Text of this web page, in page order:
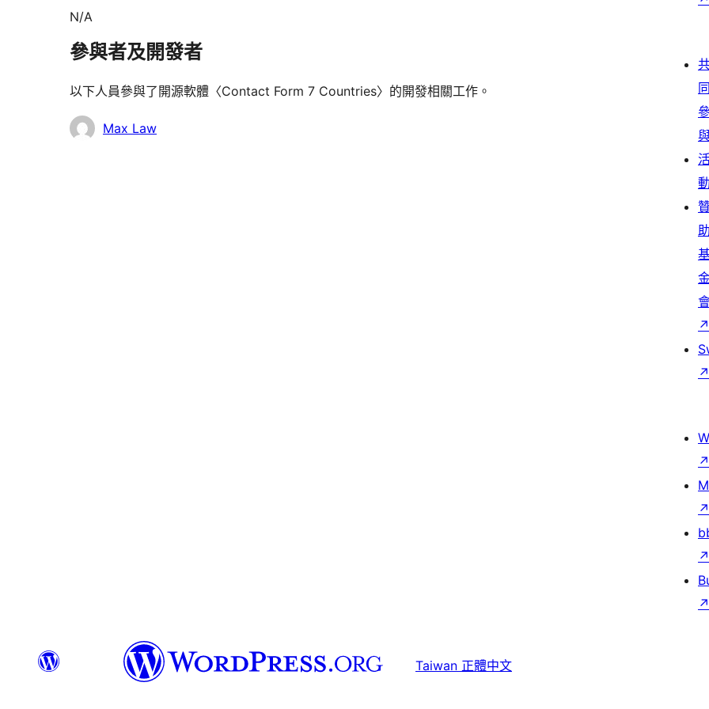
N/A
參與者及開發者
以下人員參與了開源軟體〈Contact Form 7 Countries〉的開發相關工作。
參
Max Law
同
動
助
↗
↗
↗
↗
↗
↗
Taiwan 正體中文